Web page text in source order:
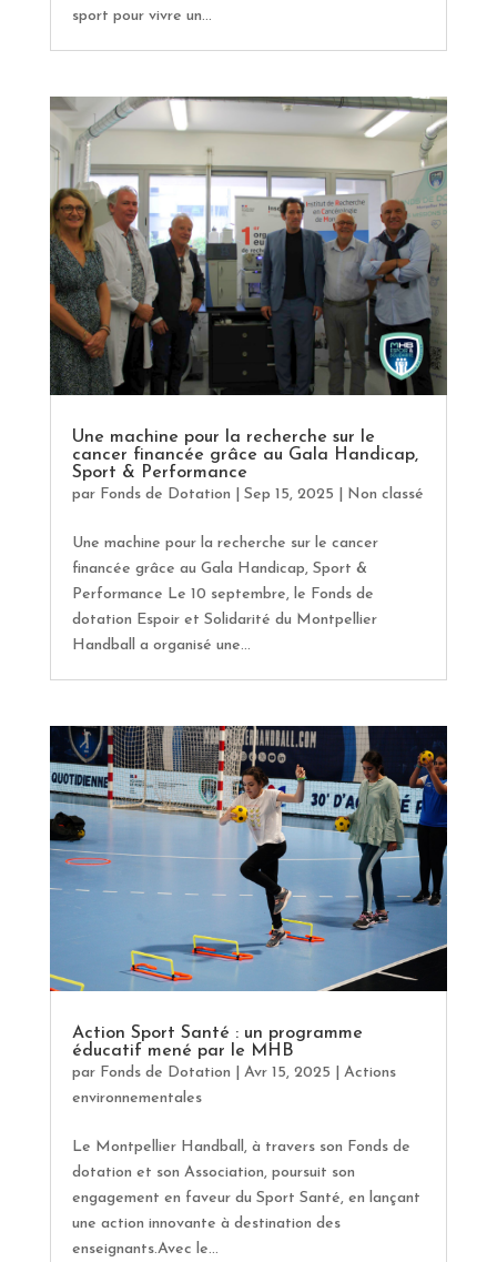
sport pour vivre un...
Une machine pour la recherche sur le
cancer financée grâce au Gala Handicap,
Sport & Performance
par Fonds de Dotation Sep 15, 2025 Non classé
Une machine pour la recherche sur le cancer
financée grâce au Gala Handicap, Sport &
Performance Le 10 septembre, le Fonds de
dotation Espoir et Solidarité du Montpellier
Handball a organisé une...
Action Sport Santé : un programme
éducatif mené par le MHB
par Fonds de Dotation Avr 15, 2025
Actions
environnementales
Le Montpellier Handball, à travers son Fonds de
dotation et son Association, poursuit son
engagement en faveur du Sport Santé, en lançant
une action innovante à destination des
enseignants.Avec le...